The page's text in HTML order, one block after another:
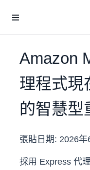
Amazon
理程式現
的智慧型
張貼日期: 2026年
採用 Express 代